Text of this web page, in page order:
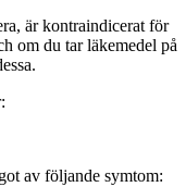
är kontraindicerat för
om du tar läkemedel på
av följande symtom: